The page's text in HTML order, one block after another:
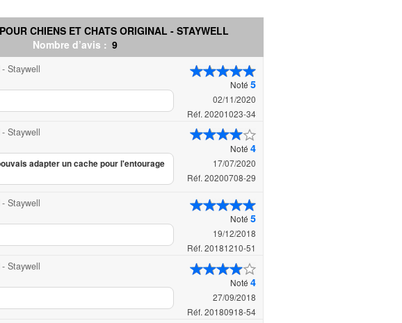
CHIENS ET CHATS ORIGINAL - STAYWELL
Nombre d’avis : 9
Noté 5
02/11/2020
Réf. 20201023-34
Staywell
Noté 4
17/07/2020
Réf. 20200708-29
Staywell
adapter un cache pour l'entourage
Noté 5
19/12/2018
Réf. 20181210-51
Staywell
Noté 4
27/09/2018
Réf. 20180918-54
Staywell